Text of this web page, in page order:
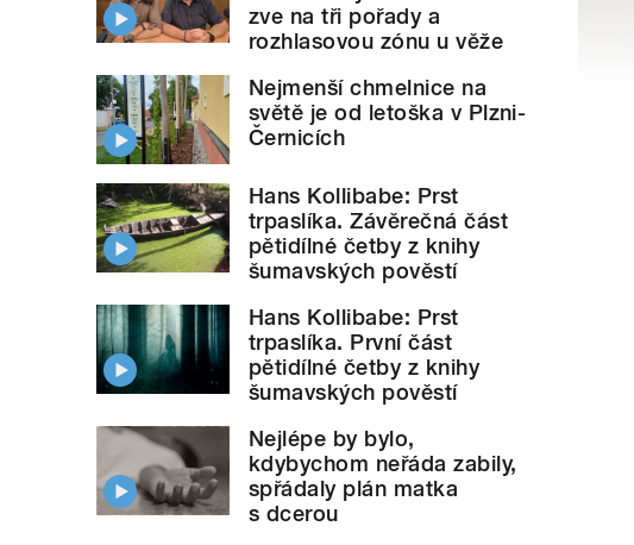
zve na tři pořady a
rozhlasovou zónu u věže
Nejmenší chmelnice na
světě je od letoška v Plzni-
Černicích
Hans Kollibabe: Prst
trpaslíka. Závěrečná část
pětidílné četby z knihy
šumavských pověstí
Hans Kollibabe: Prst
trpaslíka. První část
pětidílné četby z knihy
šumavských pověstí
Nejlépe by bylo,
kdybychom neřáda zabily,
spřádaly plán matka
s dcerou